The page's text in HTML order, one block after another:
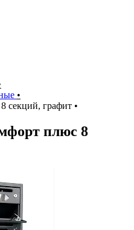
•
секций, графит •
плюс 8